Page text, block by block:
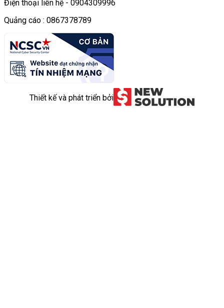
Điện thoại liên hệ - 0904309996
Quảng cáo : 0867378789
Thiết kế và phát triển bởi